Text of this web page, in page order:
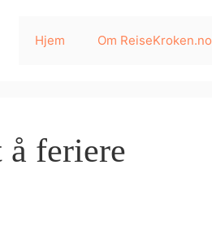
Hjem Om ReiseKroken.no
feriere